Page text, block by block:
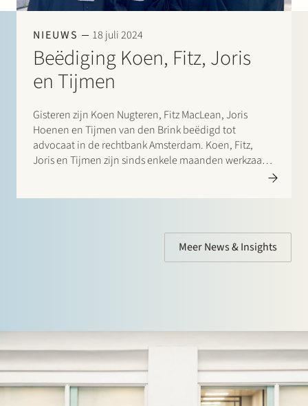
NIEUWS 18 juli 2024
Beëdiging Koen, Fitz, Joris
en Tijmen
Gisteren zijn Koen Nugteren, Fitz MacLean, Joris
Hoenen en Tijmen van den Brink beëdigd tot
advocaat in de rechtbank Amsterdam. Koen, Fitz,
Joris en Tijmen zijn sinds enkele maanden werkzaam
Meer News & Insights